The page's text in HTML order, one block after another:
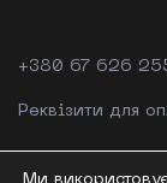
+380 67 626
Реквізити для